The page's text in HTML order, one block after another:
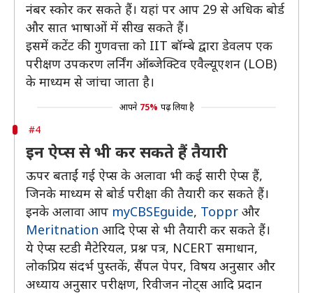
नंबर स्कोर कर सकते हैं। यहां पर आप 29 से अधिक बोर्ड
और सात भाषाओं में सीख सकते हैं।
इसमें कटेंट की गुणवत्ता को IIT बॉम्बे द्वारा डेवलप एक
परीक्षण उपकरण लर्निंग ऑब्जेक्टिव एवैल्यूएशन (LOB)
के माध्यम से जांचा जाता है।
आपने 75% पढ़ लिया है
#4
इन ऐप्स से भी कर सकते हैं तैयारी
ऊपर बताईं गई ऐप्स के अलावा भी कई सारी ऐप्स हैं,
जिनके माध्यम से बोर्ड परीक्षा की तैयारी कर सकते हैं।
इनके अलावा आप myCBSEguide, Toppr और
Meritnation आदि ऐप्स से भी तैयारी कर सकते हैं।
ये ऐप्स स्टडी मैटेरियल, प्रश्न पत्र, NCERT समाधान,
लोकप्रिय संदर्भ पुस्तकें, सैंपल पेपर, विषय अनुसार और
अध्याय अनुसार परीक्षण, रिवीजन नोट्स आदि प्रदान